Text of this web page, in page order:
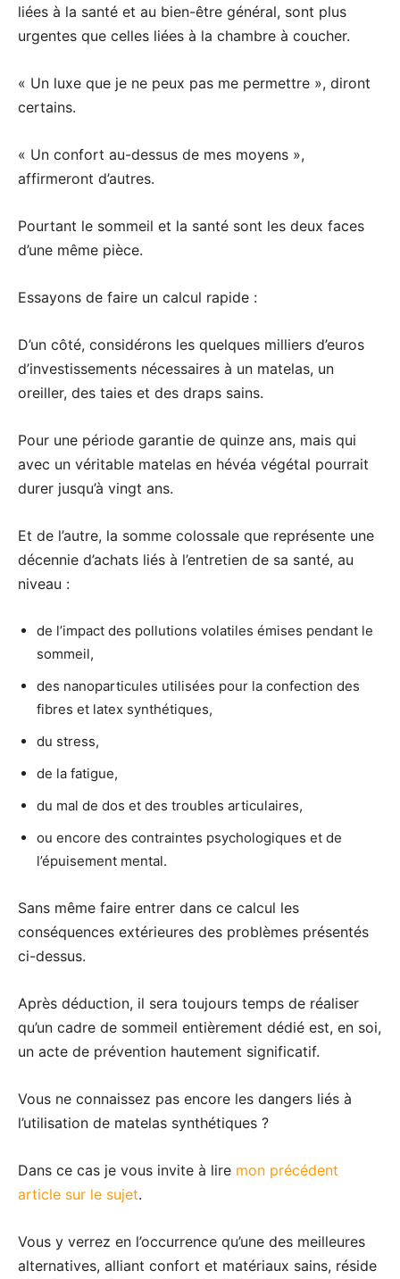
liées à la santé et au bien-être général, sont plus
urgentes que celles liées à la chambre à coucher.
« Un luxe que je ne peux pas me permettre », diront
certains.
« Un confort au-dessus de mes moyens »,
affirmeront d’autres.
Pourtant le sommeil et la santé sont les deux faces
d’une même pièce.
Essayons de faire un calcul rapide :
D’un côté, considérons les quelques milliers d’euros
d’investissements nécessaires à un matelas, un
oreiller, des taies et des draps sains.
Pour une période garantie de quinze ans, mais qui
avec un véritable matelas en hévéa végétal pourrait
durer jusqu’à vingt ans.
Et de l’autre, la somme colossale que représente une
décennie d’achats liés à l’entretien de sa santé, au
niveau :
de l’impact des pollutions volatiles émises pendant le
sommeil,
des nanoparticules utilisées pour la confection des
fibres et latex synthétiques,
du stress,
de la fatigue,
du mal de dos et des troubles articulaires,
ou encore des contraintes psychologiques et de
l’épuisement mental.
Sans même faire entrer dans ce calcul les
conséquences extérieures des problèmes présentés
ci-dessus.
Après déduction, il sera toujours temps de réaliser
qu’un cadre de sommeil entièrement dédié est, en soi,
un acte de prévention hautement significatif.
Vous ne connaissez pas encore les dangers liés à
l’utilisation de matelas synthétiques ?
Dans ce cas je vous invite à lire mon précédent
article sur le sujet.
Vous y verrez en l’occurrence qu’une des meilleures
alternatives, alliant confort et matériaux sains, réside